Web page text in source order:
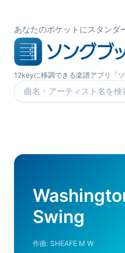
あなたのポケットにスタンダ
12keyに移調できる楽譜アプリ「ソ
楽曲を検索
Swing
作曲: SHEAFE M W